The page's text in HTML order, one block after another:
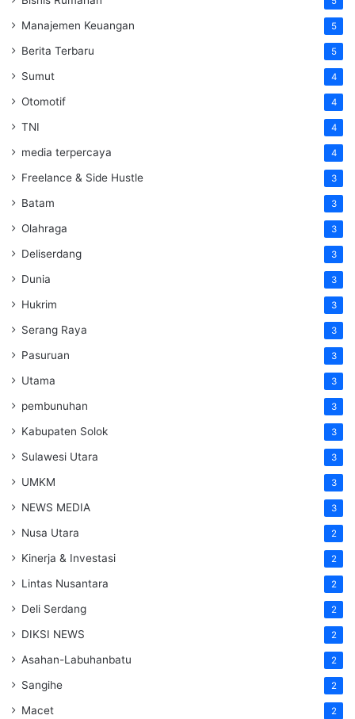
Manajemen Keuangan 5
Berita Terbaru 5
Sumut 4
Otomotif 4
TNI 4
media terpercaya 4
Freelance & Side Hustle 3
Batam 3
Olahraga 3
Deliserdang 3
Dunia 3
Hukrim 3
Serang Raya 3
Pasuruan 3
Utama 3
pembunuhan 3
Kabupaten Solok 3
Sulawesi Utara 3
UMKM 3
NEWS MEDIA 3
Nusa Utara 2
Kinerja & Investasi 2
Lintas Nusantara 2
Deli Serdang 2
DIKSI NEWS 2
Asahan-Labuhanbatu 2
Sangihe 2
Macet 2